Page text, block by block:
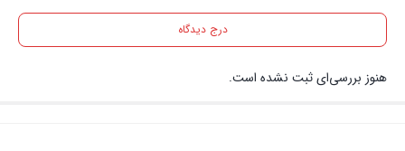
درج دیدگاه
هنوز بررسی‌ای ثبت نشده است.